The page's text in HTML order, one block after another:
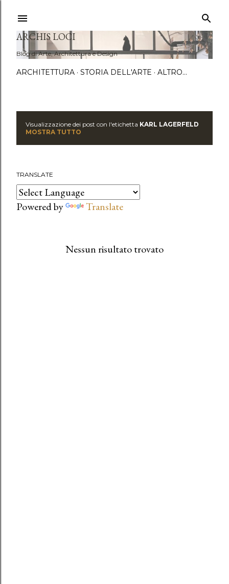
ARCHIS LOCI
Blog di Arte, Architettura e Design
ARCHITETTURA STORIA DELL'ARTE ALTRO…
s
t
Visualizzazione dei post con l'etichetta KARL LAGERFELD
MOSTRA TUTTO
TRANSLATE
Powered by Translate
Nessun risultato trovato